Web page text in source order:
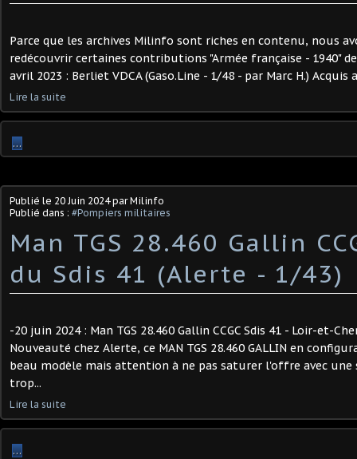
Parce que les archives Milinfo sont riches en contenu, nous
redécouvrir certaines contributions "Armée française - 1940"
avril 2023 : Berliet VDCA (Gaso.Line - 1/48 - par Marc H.) Acquis
Lire la suite
…
Publié le 20 Juin 2024par Milinfo
Publié dans : #Pompiers militaires
Man TGS 28.460 Gallin
du Sdis 41 (Alerte - 1/43)
-20 juin 2024 : Man TGS 28.460 Gallin CCGC Sdis 41 - Loir-et-
Nouveauté chez Alerte, ce MAN TGS 28.460 GALLIN en
beau modèle mais attention à ne pas saturer l'offre avec une
trop...
Lire la suite
…